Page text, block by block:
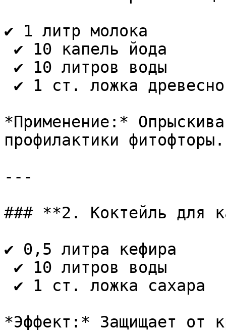
✔ 1 литр молока
*Применение:*
профилактики фитофторы.
---
### **2. Коктейль для
✔ 0,5 литра кефира
*Эффект:* Защищает от